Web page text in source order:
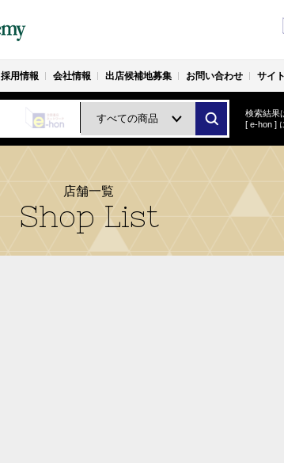
採用情報 会社情報 出店候補地募集 お問い合わせ サイ
検索結果
[ e-hon ]
店舗一覧
Shop List